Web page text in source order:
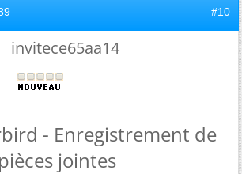
#10
invitece65aa14
- Enregistrement de
jointes